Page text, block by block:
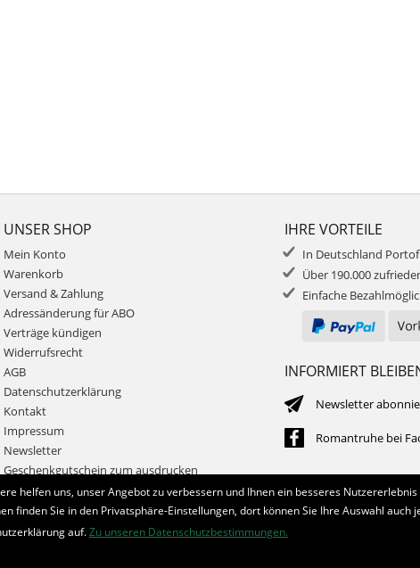
UNSER SHOP
Mein Konto
Warenkorb
Versand & Zahlung
Adressänderung für ABO
Verträge kündigen
Widerrufsrecht
AGB
Datenschutzerklärung
Kontakt
Impressum
Newsletter
Geschenkgutschein zum ausdrucken
IHRE VORTEILE
In Deutschland
Über 190.000
Einfache
INFORMIERT
Newsletter
Romantruhe bei
widerrufen
helfen uns, unser Angebot zu verbessern und Ihnen ein besseres
finden Sie in den Privatsphäre-Einstellungen, dort können Sie Ihre Auswahl auch
auf.Zu unseren Datenschutzbestimmungen.